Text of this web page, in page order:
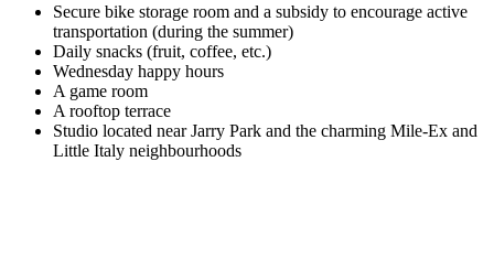
Secure bike storage room and a subsidy to encourage active
transportation (during the summer)
Daily snacks (fruit, coffee, etc.)
Wednesday happy hours
A game room
A rooftop terrace
Studio located near Jarry Park and the charming Mile-Ex and
Little Italy neighbourhoods